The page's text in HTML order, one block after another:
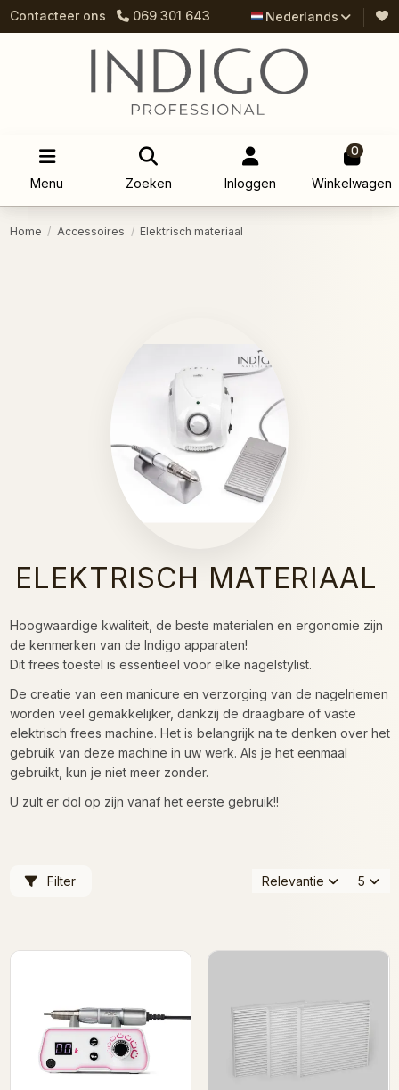
Contacteer ons 069 301 643 Nederlands
Menu Zoeken Inloggen
0
Winkelwagen
Home Accessoires Elektrisch materiaal
ELEKTRISCH MATERIAAL
Hoogwaardige kwaliteit, de beste materialen en ergonomie zijn
de kenmerken van de Indigo apparaten!
Dit frees toestel is essentieel voor elke nagelstylist.
De creatie van een manicure en verzorging van de nagelriemen
worden veel gemakkelijker, dankzij de draagbare of vaste
elektrisch frees machine. Het is belangrijk na te denken over het
gebruik van deze machine in uw werk. Als je het eenmaal
gebruikt, kun je niet meer zonder.
U zult er dol op zijn vanaf het eerste gebruik!!
Filter Relevantie 5